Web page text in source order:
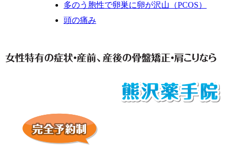
多のう胞性で卵巣に卵が沢山（PCOS）
頭の痛み